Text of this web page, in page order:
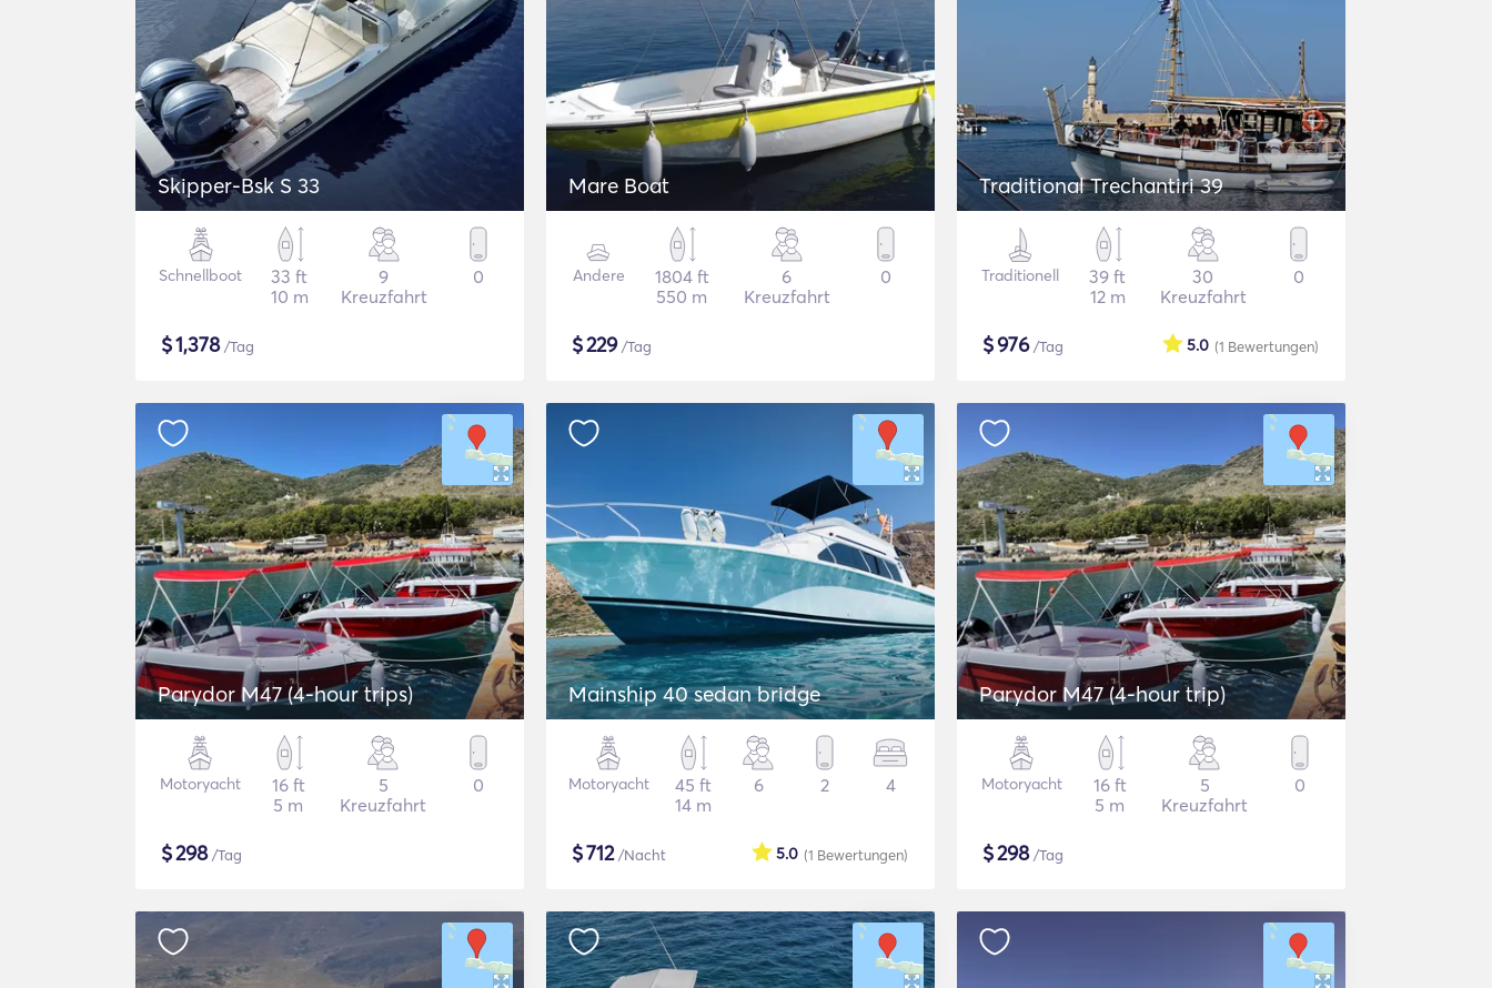
Skipper-Bsk S 33
Schnellboot
33 ft
10 m
9
Kreuzfahrt
0
$1,378/Tag
Mare Boat
Andere
1804 ft
550 m
6
Kreuzfahrt
0
$229/Tag
Traditional Trechantiri 39
Traditionell
39 ft
12 m
30
Kreuzfahrt
0
$976/Tag (1 Bewertungen)
5.0
Parydor M47 (4-hour trips)
Motoryacht
16 ft
5 m
5
Kreuzfahrt
0
$298/Tag
Mainship 40 sedan bridge
Motoryacht
45 ft
14 m
6 2 4
$712/Nacht (1 Bewertungen)
5.0
Parydor M47 (4-hour trip)
Motoryacht
16 ft
5 m
5
Kreuzfahrt
0
$298/Tag